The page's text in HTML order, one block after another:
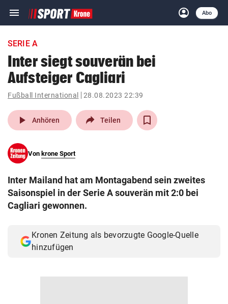
menu Navigation
ein-/ausklappen
account_circle
Anmelden
Abo
close Schließen
account_circle Anmelden
pin_drop
Wien arrow_right
search
eingeben
© Krone Multimedia GmbH & Co KG 2026
Muthgasse 2, 1190 Wien
SERIE A
Inter siegt souverän bei
Aufsteiger Cagliari
Fußball International 28.08.2023 22:39
play_arrow Anhören Teilen
Von krone Sport
Inter Mailand hat am Montagabend sein zweites
Saisonspiel in der Serie A souverän mit 2:0 bei
Cagliari gewonnen.
Kronen Zeitung als bevorzugte Google-Quelle
hinzufügen